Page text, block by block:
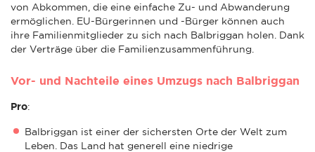
von Abkommen, die eine einfache Zu- und Abwanderung
ermöglichen. EU-Bürgerinnen und -Bürger können auch
ihre Familienmitglieder zu sich nach Balbriggan holen. Dank
der Verträge über die Familienzusammenführung.
Vor- und Nachteile eines Umzugs nach Balbriggan
Pro:
Balbriggan ist einer der sichersten Orte der Welt zum
Leben. Das Land hat generell eine niedrige